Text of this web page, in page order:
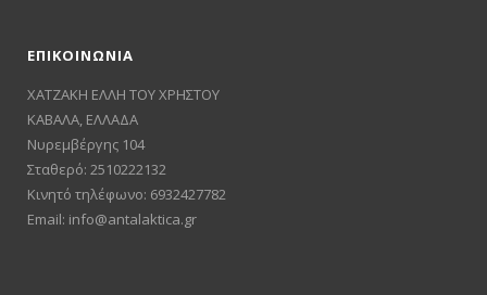
ΕΠΙΚΟΙΝΩΝΙΑ
ΧΑΤΖΑΚΗ ΕΛΛΗ ΤΟΥ ΧΡΗΣΤΟΥ
ΚΑΒΑΛΑ, ΕΛΛΑΔΑ
Νυρεμβέργης 104
Σταθερό: 2510222132
Κινητό τηλέφωνο: 6932427782
Email: info@antalaktica.gr